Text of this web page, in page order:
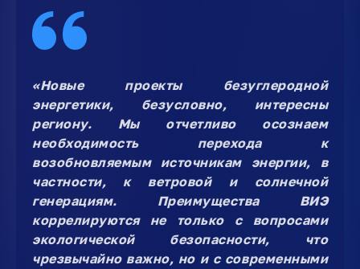
«Новые проекты безуглеродной
энергетики, безусловно, интересны
региону. Мы отчетливо осознаем
необходимость перехода к
возобновляемым источникам энергии, в
частности, к ветровой и солнечной
генерациям. Преимущества ВИЭ
коррелируются не только с вопросами
экологической безопасности, что
чрезвычайно важно, но и с современными